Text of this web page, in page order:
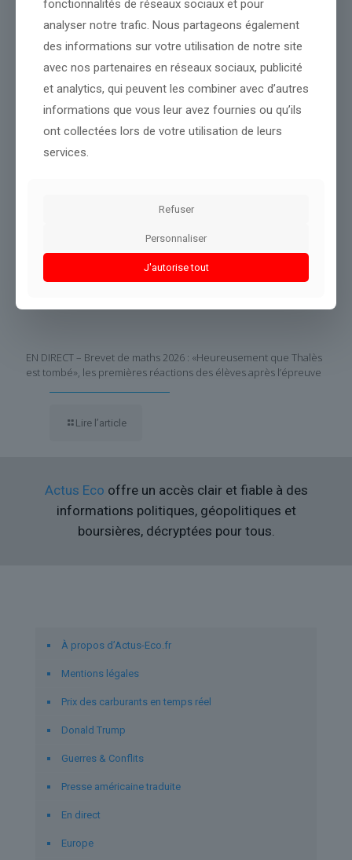
Source :www.bfmtv.com
Conclusion :Cette information sera mise à jour dès que de
nouveaux éléments apparaîtront.
EN DIRECT – Brevet de maths 2026 : «Heureusement que Thalès
est tombé», les premières réactions des élèves après l’épreuve
Lire l’article
Actus Eco offre un accès clair et fiable à des
informations politiques, géopolitiques et
boursières, décryptées pour tous.
À propos d’Actus-Eco.fr
Mentions légales
Prix des carburants en temps réel
Donald Trump
Guerres & Conflits
Presse américaine traduite
En direct
Europe
fonctionnalités de réseaux sociaux et pour
analyser notre trafic. Nous partageons également
des informations sur votre utilisation de notre site
avec nos partenaires en réseaux sociaux, publicité
et analytics, qui peuvent les combiner avec d’autres
informations que vous leur avez fournies ou qu’ils
ont collectées lors de votre utilisation de leurs
services.
Refuser
Personnaliser
J'autorise tout